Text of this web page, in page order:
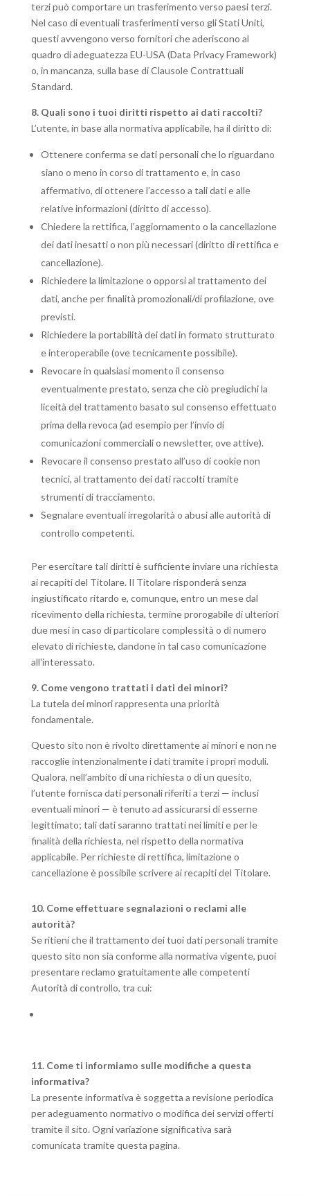
terzi può comportare un trasferimento verso paesi terzi.
Nel caso di eventuali trasferimenti verso gli Stati Uniti,
questi avvengono verso fornitori che aderiscono al
quadro di adeguatezza EU-USA (Data Privacy Framework)
o, in mancanza, sulla base di Clausole Contrattuali
Standard.
8. Quali sono i tuoi diritti rispetto ai dati raccolti?
L’utente, in base alla normativa applicabile, ha il diritto di:
Ottenere conferma se dati personali che lo riguardano
siano o meno in corso di trattamento e, in caso
affermativo, di ottenere l’accesso a tali dati e alle
relative informazioni (diritto di accesso).
Chiedere la rettifica, l’aggiornamento o la cancellazione
dei dati inesatti o non più necessari (diritto di rettifica e
cancellazione).
Richiedere la limitazione o opporsi al trattamento dei
dati, anche per finalità promozionali/di profilazione, ove
previsti.
Richiedere la portabilità dei dati in formato strutturato
e interoperabile (ove tecnicamente possibile).
Revocare in qualsiasi momento il consenso
eventualmente prestato, senza che ciò pregiudichi la
liceità del trattamento basato sul consenso effettuato
prima della revoca (ad esempio per l’invio di
comunicazioni commerciali o newsletter, ove attive).
Revocare il consenso prestato all’uso di cookie non
tecnici, al trattamento dei dati raccolti tramite
strumenti di tracciamento.
Segnalare eventuali irregolarità o abusi alle autorità di
controllo competenti.
Per esercitare tali diritti è sufficiente inviare una richiesta
ai recapiti del Titolare. Il Titolare risponderà senza
ingiustificato ritardo e, comunque, entro un mese dal
ricevimento della richiesta, termine prorogabile di ulteriori
due mesi in caso di particolare complessità o di numero
elevato di richieste, dandone in tal caso comunicazione
all'interessato.
9. Come vengono trattati i dati dei minori?
La tutela dei minori rappresenta una priorità
fondamentale.
Questo sito non è rivolto direttamente ai minori e non ne
raccoglie intenzionalmente i dati tramite i propri moduli.
Qualora, nell’ambito di una richiesta o di un quesito,
l’utente fornisca dati personali riferiti a terzi — inclusi
eventuali minori — è tenuto ad assicurarsi di esserne
legittimato; tali dati saranno trattati nei limiti e per le
finalità della richiesta, nel rispetto della normativa
applicabile. Per richieste di rettifica, limitazione o
cancellazione è possibile scrivere ai recapiti del Titolare.
10. Come effettuare segnalazioni o reclami alle
autorità?
Se ritieni che il trattamento dei tuoi dati personali tramite
questo sito non sia conforme alla normativa vigente, puoi
presentare reclamo gratuitamente alle competenti
Autorità di controllo, tra cui:
11. Come ti informiamo sulle modifiche a questa
informativa?
La presente informativa è soggetta a revisione periodica
per adeguamento normativo o modifica dei servizi offerti
tramite il sito. Ogni variazione significativa sarà
comunicata tramite questa pagina.